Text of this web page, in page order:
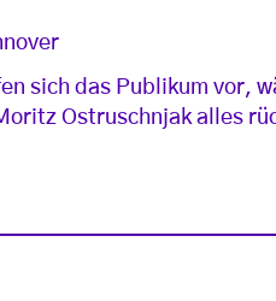
sich das Publikum vor,
Ostruschnjak alles